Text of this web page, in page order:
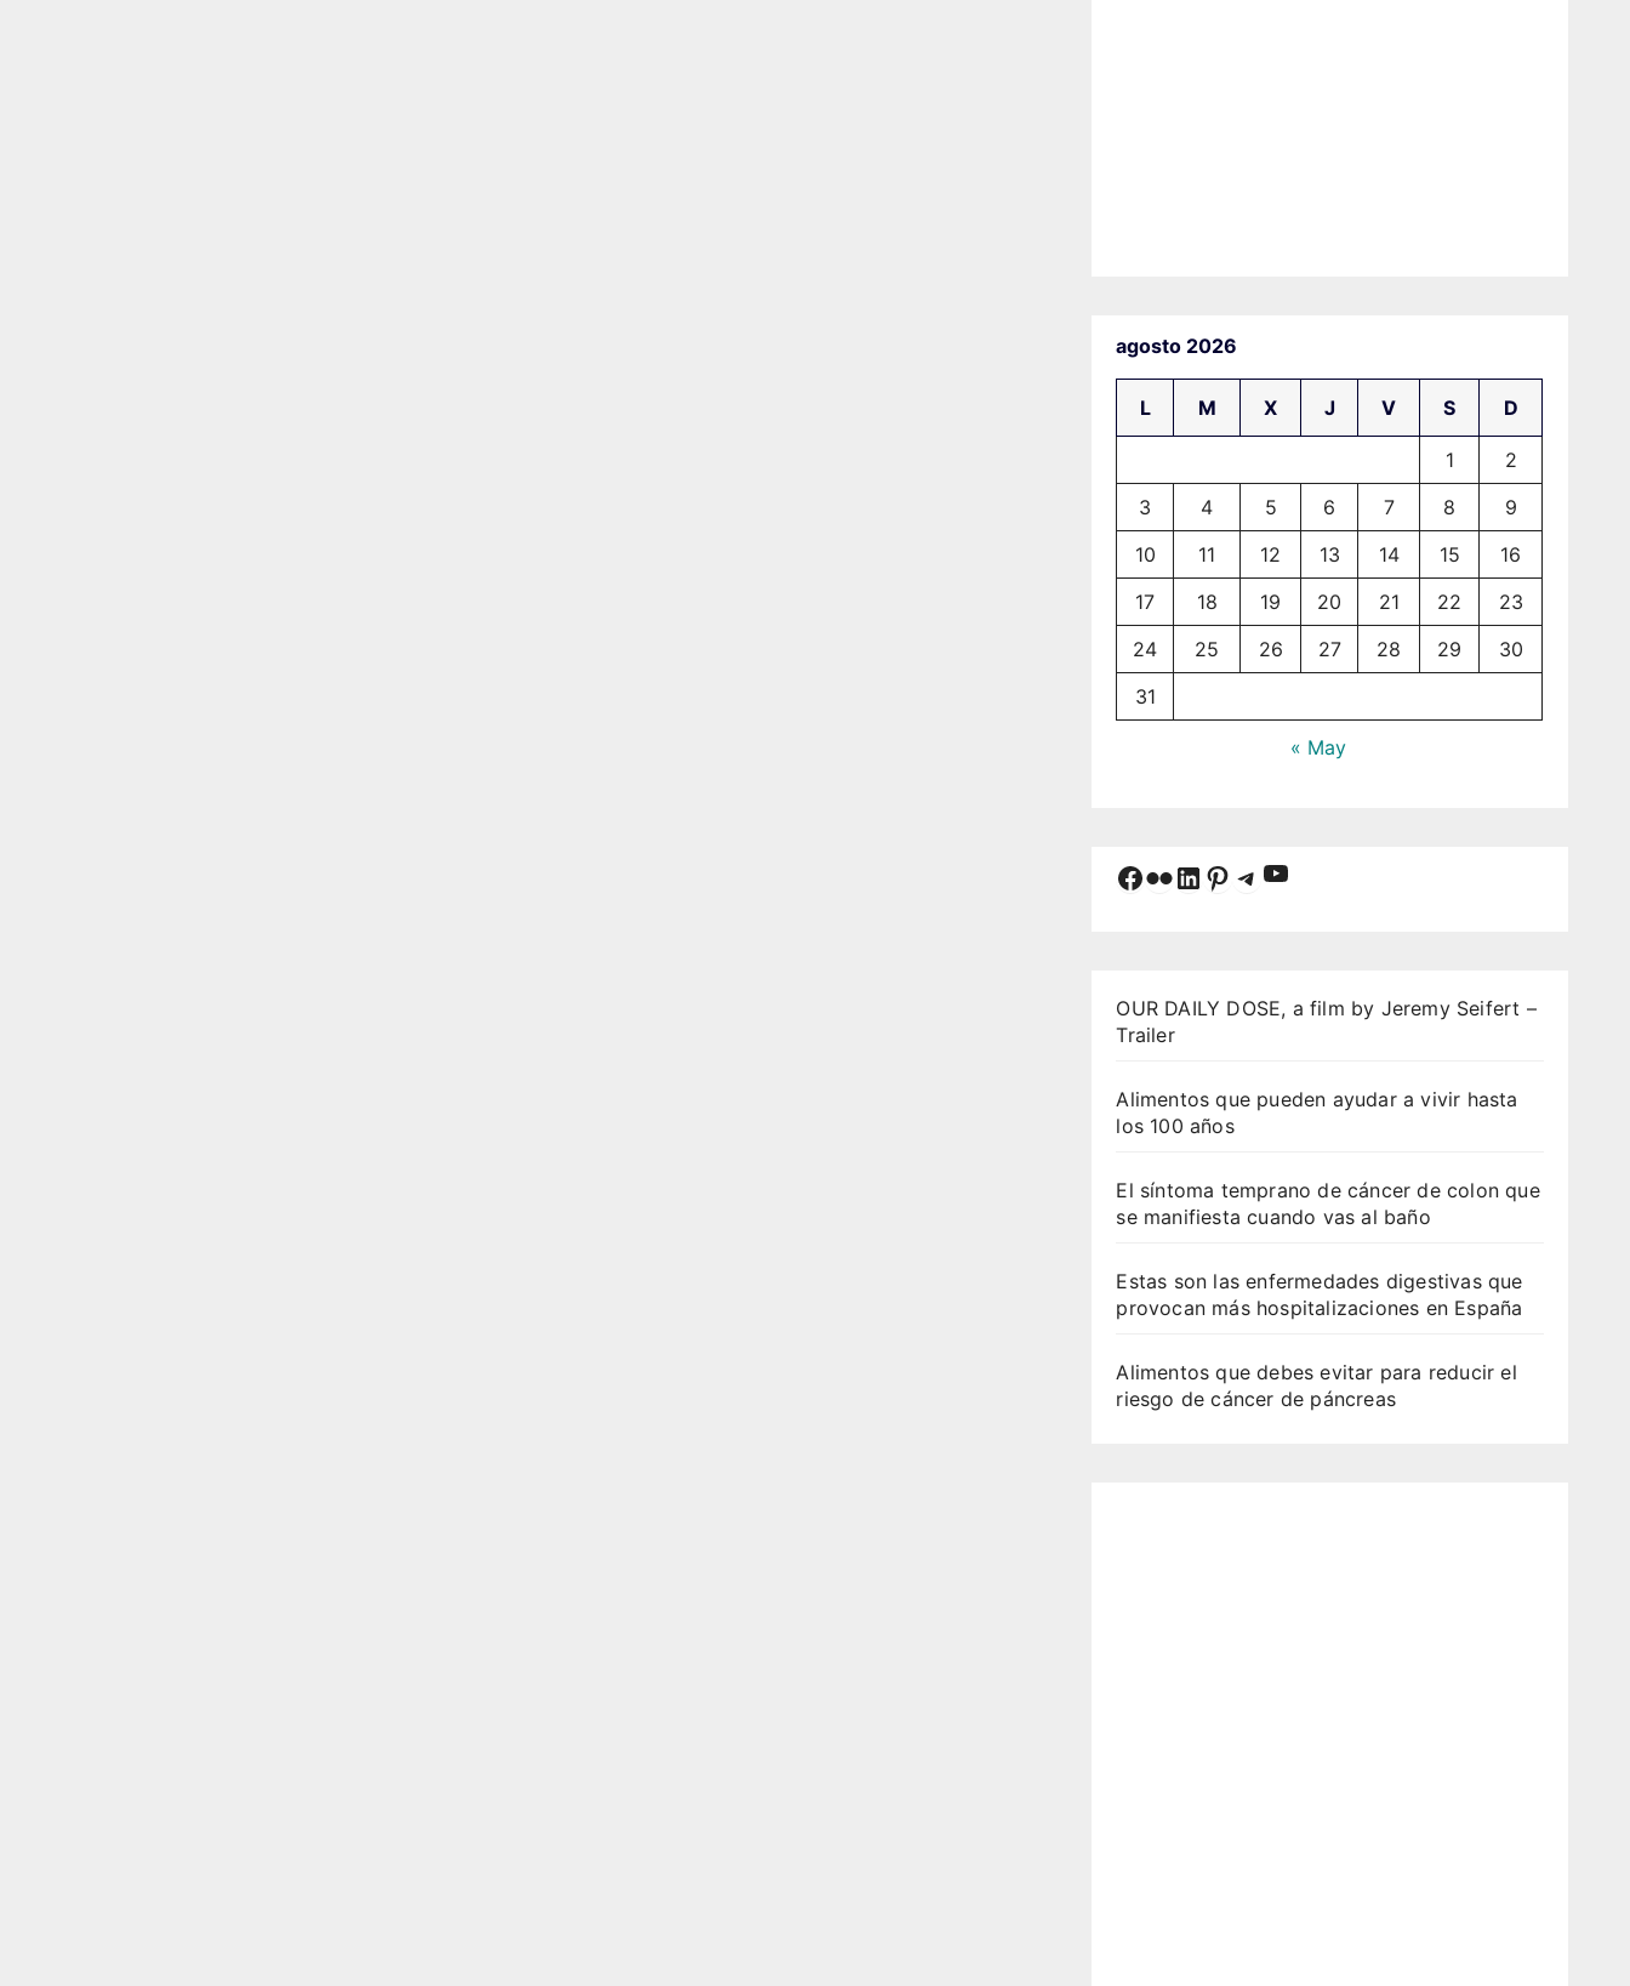
agosto 2026
L M X J V S D
1
2
3
4 5 6 7 8
9
10
11 12 13 14 15
16
17
18 19 20 21 22
23
24
25 26 27 28 29
30
31
« May
Facebook
Flickr
LinkedIn
Pinterest
Telegram
YouTube
OUR DAILY DOSE, a film by Jeremy Seifert –
Trailer
Alimentos que pueden ayudar a vivir hasta
los 100 años
El síntoma temprano de cáncer de colon que
se manifiesta cuando vas al baño
Estas son las enfermedades digestivas que
provocan más hospitalizaciones en España
Alimentos que debes evitar para reducir el
riesgo de cáncer de páncreas